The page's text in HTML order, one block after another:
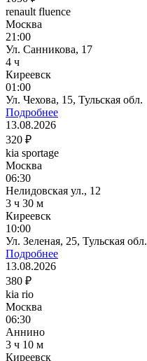
renault fluence
Москва
21:00
Ул. Санникова, 17
4 ч
Киреевск
01:00
Ул. Чехова, 15, Тульская обл.
Подробнее
13.08.2026
320 ₽
kia sportage
Москва
06:30
Нелидовская ул., 12
3 ч 30 м
Киреевск
10:00
Ул. Зеленая, 25, Тульская обл.
Подробнее
13.08.2026
380 ₽
kia rio
Москва
06:30
Аннино
3 ч 10 м
Киреевск